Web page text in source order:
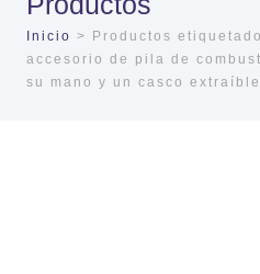
Inicio > Productos
accesorio de pila de
su mano y un casco